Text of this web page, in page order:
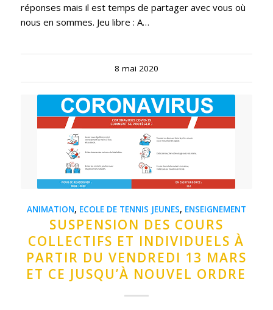
réponses mais il est temps de partager avec vous où
nous en sommes. Jeu libre : A…
8 mai 2020
ANIMATION, ECOLE DE TENNIS JEUNES, ENSEIGNEMENT
SUSPENSION DES COURS
COLLECTIFS ET INDIVIDUELS À
PARTIR DU VENDREDI 13 MARS
ET CE JUSQU’À NOUVEL ORDRE